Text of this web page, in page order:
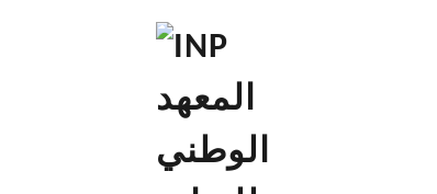
INP المعهد الوطني
للتراث
إن علم الآثار هو أسمى أنواع البحوث